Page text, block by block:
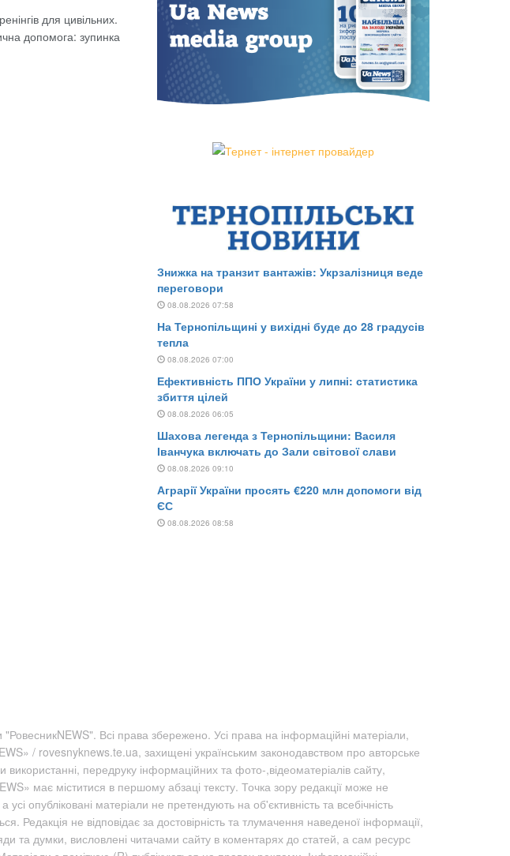
для цивільних.
допомога: зупинка
"РовесникNEWS". Всі права збережено. Усі права на інформаційні матеріали,
/ rovesnyknews.te.ua, захищені українським законодавством про авторське
використанні, передруку інформаційних та фото-,відеоматеріалів сайту,
має міститися в першому абзаці тексту. Точка зору редакції може не
усі опубліковані матеріали не претендують на об'єктивність та всебічність
Редакція не відповідає за достовірність та тлумачення наведеної інформації,
та думки, висловлені читачами сайту в коментарях до статей, а сам ресурс